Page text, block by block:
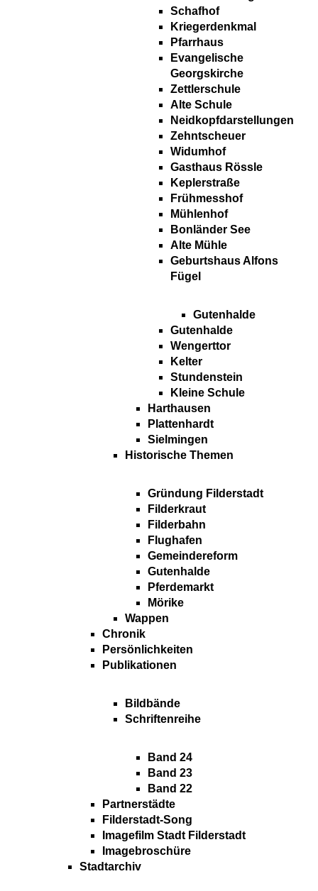
Schafhof
Kriegerdenkmal
Pfarrhaus
Evangelische
Georgskirche
Zettlerschule
Alte Schule
Neidkopfdarstellungen
Zehntscheuer
Widumhof
Gasthaus Rössle
Keplerstraße
Frühmesshof
Mühlenhof
Bonländer See
Alte Mühle
Geburtshaus Alfons
Fügel
Gutenhalde
Gutenhalde
Wengerttor
Kelter
Stundenstein
Kleine Schule
Harthausen
Plattenhardt
Sielmingen
Historische Themen
Gründung Filderstadt
Filderkraut
Filderbahn
Flughafen
Gemeindereform
Gutenhalde
Pferdemarkt
Mörike
Wappen
Chronik
Persönlichkeiten
Publikationen
Bildbände
Schriftenreihe
Band 24
Band 23
Band 22
Partnerstädte
Filderstadt-Song
Imagefilm Stadt Filderstadt
Imagebroschüre
Stadtarchiv